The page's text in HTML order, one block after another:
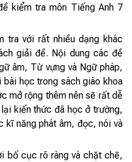
kiểm tra môn Tiếng Anh 7
tra với rất nhiều dạng khác
giải đề. Nội dung các đề
âm, Từ vựng và Ngữ pháp,
học trong sách giáo khoa
mở rộng thêm nên sẽ rất dễ
kiến thức đã học ở trường,
kĩ năng phát âm, đọc, nói và
bố cục rõ ràng và chặt chẽ,